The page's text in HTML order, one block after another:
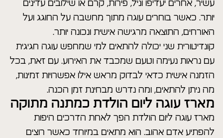
עשיר, אחרים יעדיפו וניל, פירות, קרם או שילובים עדינים
יותר. כאשר בוחרים עוגה מתוך מחשבה על החוגג ועל
האורחים, התוצאה מרגישה אישית ונכונה יותר.
קונדיטורית שני יכולה להתאים למי שמחפש עוגה חגיגית
עם נראות נעימה וטעם שמכבד את האירוע. עם זאת, בכל
הזמנה אישית כדאי לבדוק מראש אילו אפשרויות זמינות,
מה ניתן להתאים, ומה נדרש מבחינת זמן הכנה.
מארז עוגה ליום הולדת כמתנה מתוקה
מארז עוגה ליום הולדת הפך לאחת הדרכים היפות
להפתיע אדם אהוב. הוא מתאים במיוחד כאשר רוצים